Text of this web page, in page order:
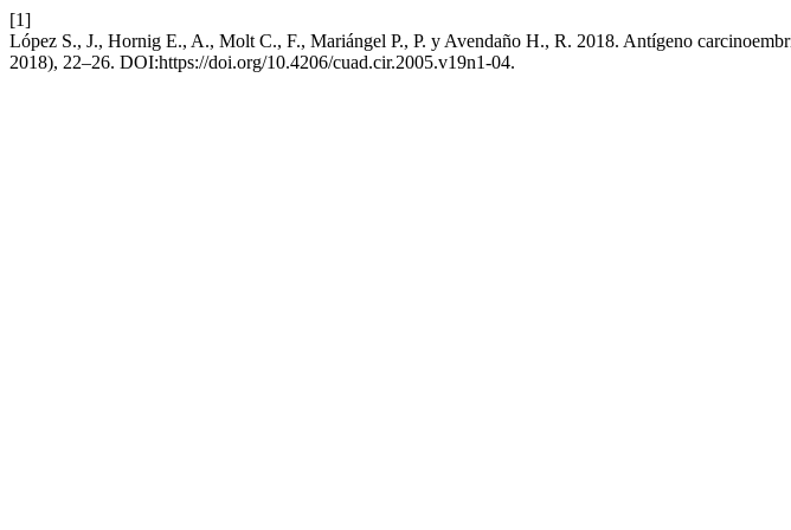
[1]
López S., J., Hornig E., A., Molt C., F., Mariángel P., P. y Avendaño H., R. 2018. Antígeno
2018), 22–26. DOI:https://doi.org/10.4206/cuad.cir.2005.v19n1-04.